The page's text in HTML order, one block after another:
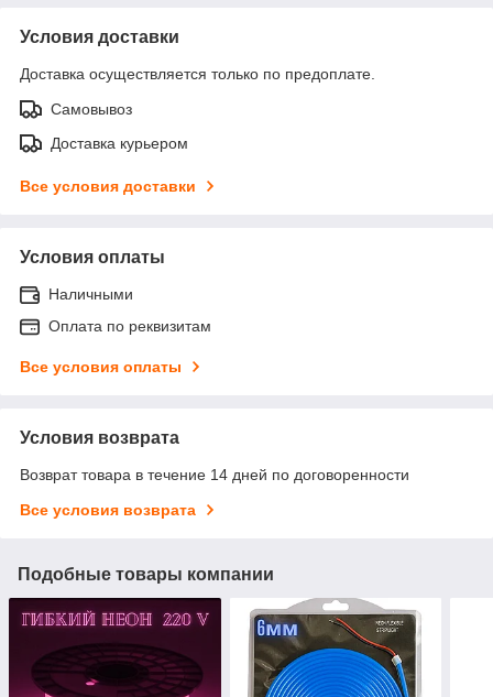
Условия доставки
Доставка осуществляется только по предоплате.
Самовывоз
Доставка курьером
Все условия доставки
Условия оплаты
Наличными
Оплата по реквизитам
Все условия оплаты
Условия возврата
Возврат товара в течение 14 дней по договоренности
Все условия возврата
Подобные товары компании